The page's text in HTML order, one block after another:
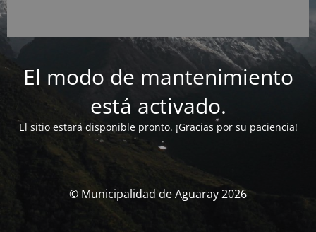
El modo de mantenimiento
está activado.
El sitio estará disponible pronto. ¡Gracias por su paciencia!
© Municipalidad de Aguaray 2026